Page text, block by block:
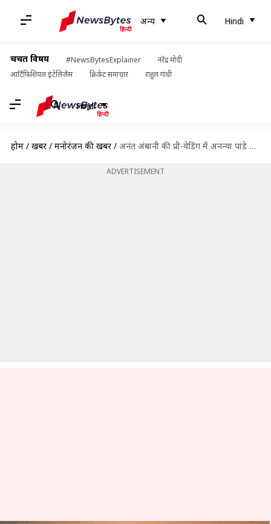
अन्य Hindi
चर्चित विषय #NewsBytesExplainer
नरेंद्र मोदी
आर्टिफिशियल इंटेलिजेंस
क्रिकेट समाचार राहुल गांधी
Hindi
होम / खबरें / मनोरंजन की खबरें / अनंत अंबानी की प्री-वेडिंग में अनन्या पांडे समेत इन अभिनेत्रियों के अफेयर पर तेज हुई चर्चा
ADVERTISEMENT